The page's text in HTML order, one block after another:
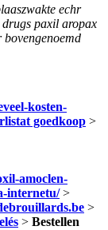
echr
paxil aropax
kosten-
goedkoop >
amoclen-
internetu/>
>
> Bestellen